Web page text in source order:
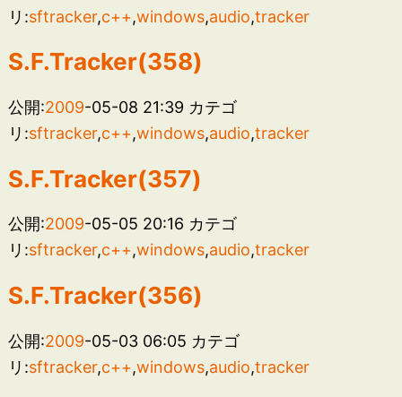
リ:sftracker,c++,windows,audio,tracker
S.F.Tracker(358)
公開:2009-05-08 21:39 カテゴ
リ:sftracker,c++,windows,audio,tracker
S.F.Tracker(357)
公開:2009-05-05 20:16 カテゴ
リ:sftracker,c++,windows,audio,tracker
S.F.Tracker(356)
公開:2009-05-03 06:05 カテゴ
リ:sftracker,c++,windows,audio,tracker